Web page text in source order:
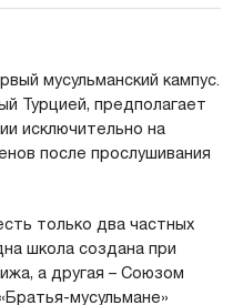
мусульманский кампус.
Турцией, предполагает
исключительно на
после прослушивания
только два частных
школа создана при
а другая – Союзом
мусульмане»